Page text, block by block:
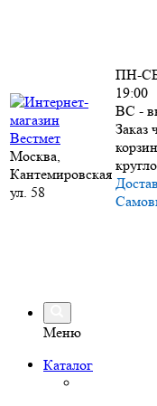
Москва,
Кантемировская
ул. 58
ПН-
19:00
ВС -
Заказ
Меню
Каталог